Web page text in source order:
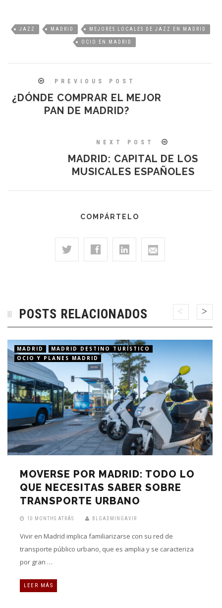
JAZZ MADRID MEJORES LOCALES DE JAZZ EN MADRID
OCIO EN MADRID
PREVIOUS POST
¿DÓNDE COMPRAR EL MEJOR
PAN DE MADRID?
NEXT POST
MADRID: CAPITAL DE LOS
MUSICALES ESPAÑOLES
COMPÁRTELO
POSTS RELACIONADOS
MADRID
MADRID DESTINO TURÍSTICO
OCIO Y PLANES MADRID
MOVERSE POR MADRID: TODO LO
QUE NECESITAS SABER SOBRE
TRANSPORTE URBANO
10 MONTHS ATRÁS BLGADMINGAVIR
Vivir en Madrid implica familiarizarse con su red de
transporte público urbano, que es amplia y se caracteriza
por gran …
LEER MÁS